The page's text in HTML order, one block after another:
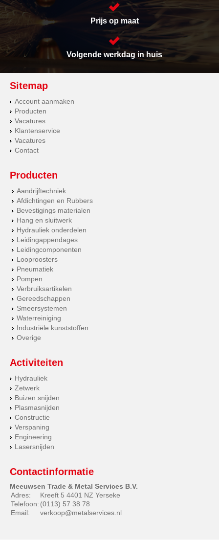
Prijs op maat
Volgende werkdag in huis
Sitemap
Account aanmaken
Producten
Vacatures
Klantenservice
Vacatures
Contact
Producten
Aandrijftechniek
Afdichtingen en Rubbers
Bevestigings materialen
Hang en sluitwerk
Hydrauliek onderdelen
Leidingappendages
Leidingcomponenten
Looproosters
Pneumatiek
Pompen
Verbruiksartikelen
Gereedschappen
Smeersystemen
Waterreiniging
Industriële kunststoffen
Overige
Activiteiten
Hydrauliek
Zetwerk
Buizen snijden
Plasmasnijden
Constructie
Verspaning
Engineering
Lasersnijden
Contactinformatie
Meeuwsen Trade & Metal Services B.V.
Adres:
Kreeft 5 4401 NZ Yerseke
Telefoon: (0113) 57 38 78
Email:
verkoop@metalservices.nl